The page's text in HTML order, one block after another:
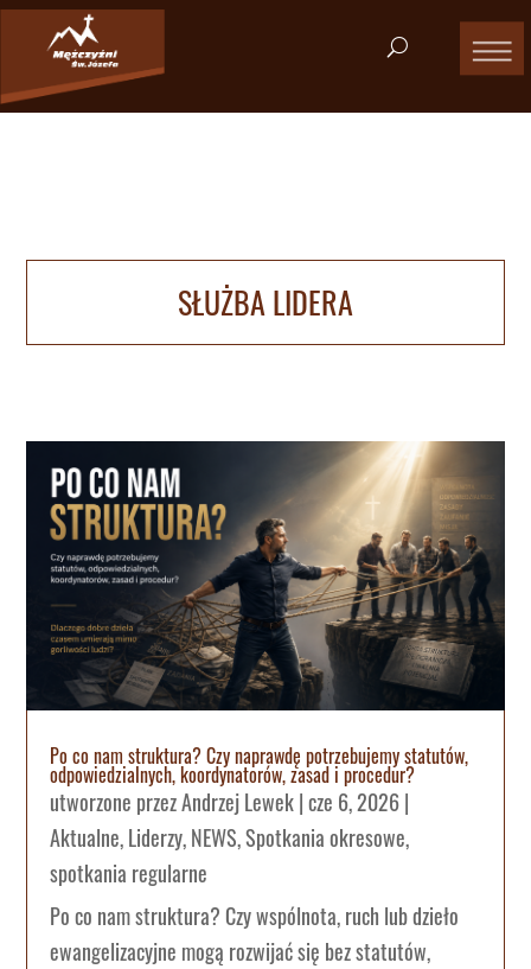
SŁUŻBA LIDERA
Po co nam struktura? Czy naprawdę potrzebujemy statutów,
odpowiedzialnych, koordynatorów, zasad i procedur?
utworzone przezAndrzej Lewek|cze 6, 2026|
Aktualne,Liderzy,NEWS,Spotkania okresowe,
spotkania regularne
Po co nam struktura? Czy wspólnota, ruch lub dzieło
ewangelizacyjne mogą rozwijać się bez statutów,